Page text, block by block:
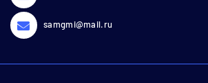
samgmi@mail.ru